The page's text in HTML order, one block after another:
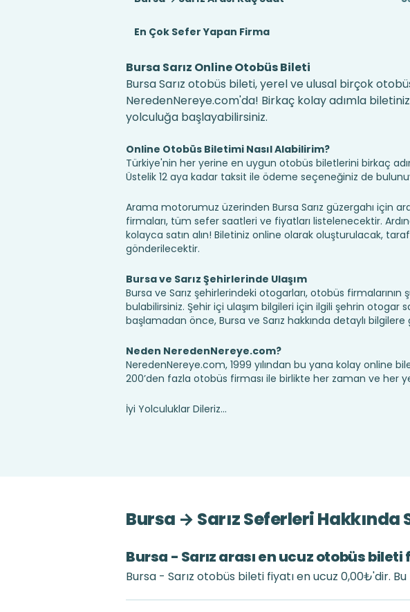
En Çok Sefer Yapan Firma
Bursa Sarız Online Otobüs Bileti
Bursa Sarız otobüs bileti, yerel ve ulusal birçok
NeredenNereye.com'da! Birkaç kolay adımla
yolculuğa başlayabilirsiniz.
Online Otobüs Biletimi Nasıl Alabilirim?
Türkiye'nin her yerine en uygun otobüs biletlerini birkaç
Üstelik 12 aya kadar taksit ile ödeme seçeneğiniz de
Arama motorumuz üzerinden Bursa Sarız güzergahı için
firmaları, tüm sefer saatleri ve fiyatları listelenecektir.
kolayca satın alın! Biletiniz online olarak oluşturulacak,
gönderilecektir.
Bursa ve Sarız Şehirlerinde Ulaşım
Bursa ve Sarız şehirlerindeki otogarları, otobüs
bulabilirsiniz. Şehir içi ulaşım bilgileri için ilgili şehrin otogar
başlamadan önce, Bursa ve Sarız hakkında detaylı
Neden NeredenNereye.com?
NeredenNereye.com, 1999 yılından bu yana kolay online
200’den fazla otobüs firması ile birlikte her zaman ve her
İyi Yolculuklar Dileriz...
Bursa → Sarız Seferleri Hakkında
Bursa - Sarız arası en ucuz otobüs
Bursa - Sarız otobüs bileti fiyatı en ucuz 0,00₺'dir.